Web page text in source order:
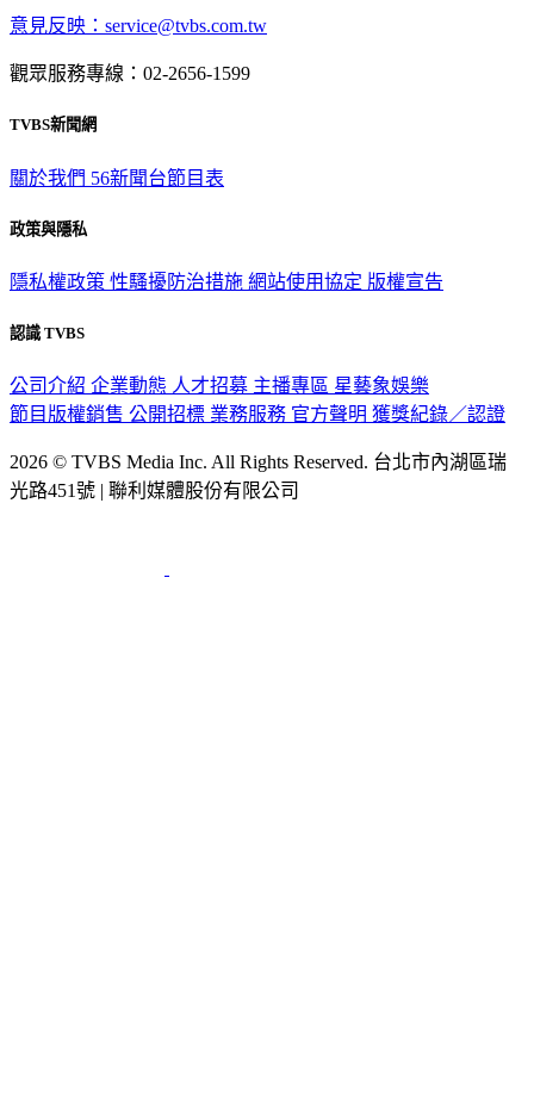
意見反映：service@tvbs.com.tw
觀眾服務專線：02-2656-1599
TVBS新聞網
關於我們 56新聞台節目表
政策與隱私
隱私權政策 性騷擾防治措施 網站使用協定 版權宣告
認識 TVBS
公司介紹 企業動態 人才招募 主播專區 星藝象娛樂
節目版權銷售 公開招標 業務服務 官方聲明 獲獎紀錄／認證
2026 © TVBS Media Inc. All Rights Reserved. 台北市內湖區瑞
光路451號 | 聯利媒體股份有限公司